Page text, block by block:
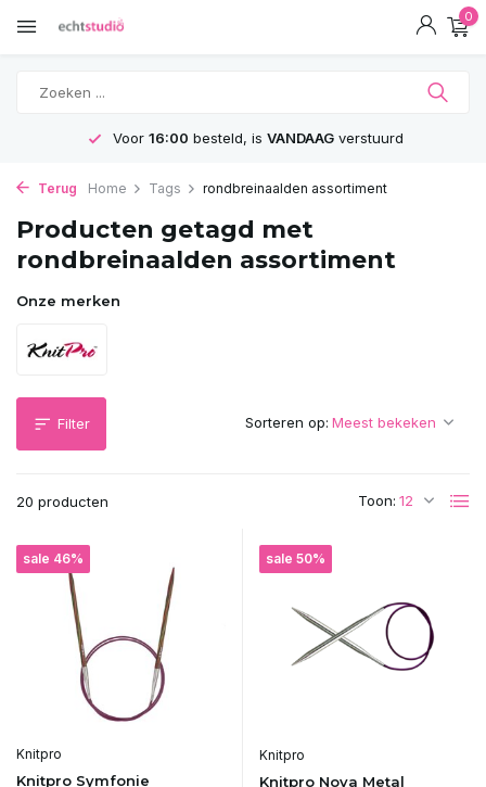
0
Voor 16:00 besteld, is VANDAAGverstuurd
Terug Home Tags rondbreinaalden assortiment
Producten getagd met
rondbreinaalden assortiment
Onze merken
Filter
20 producten Toon:
Sorteren op:
sale 46%
Knitpro
Knitpro Symfonie
sale 50%
Knitpro
Knitpro Nova Metal